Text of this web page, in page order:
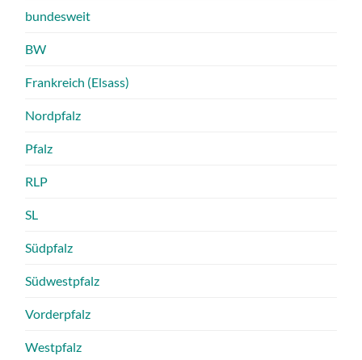
bundesweit
BW
Frankreich (Elsass)
Nordpfalz
Pfalz
RLP
SL
Südpfalz
Südwestpfalz
Vorderpfalz
Westpfalz